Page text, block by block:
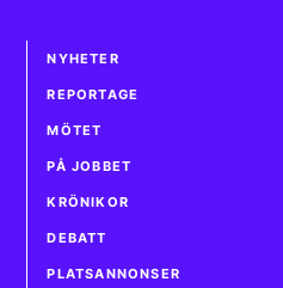
NYHETER
REPORTAGE
MÖTET
PÅ JOBBET
KRÖNIKOR
DEBATT
PLATSANNONSER